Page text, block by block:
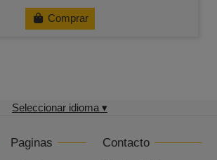
Comprar
Seleccionar idioma ▾
Paginas Contacto